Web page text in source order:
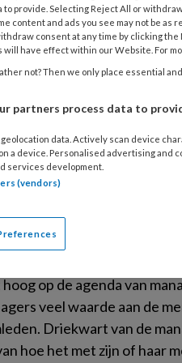
het als
hebben. Dit blijkt
Bijna de
zelf
op de agenda van
veel waarde aan de
Driekwart van de
hoe het met zijn of haar
to provide. Selecting Reject All or
content and ads you see may not be as
consent at any time by clicking
will have effect within our Website. For
not? Then we only place essential
partners process data to
data. Actively scan device
a device. Personalised advertising and
services development.
(vendors)